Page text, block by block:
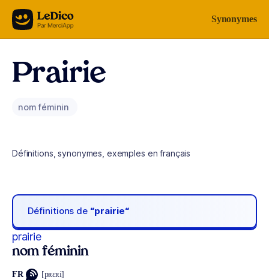
Aller au contenu Synonymes
Prairie
nom féminin
Définitions, synonymes, exemples en français
Définitions de “prairie“
prairie
nom féminin
FR [pʀɛʀi]